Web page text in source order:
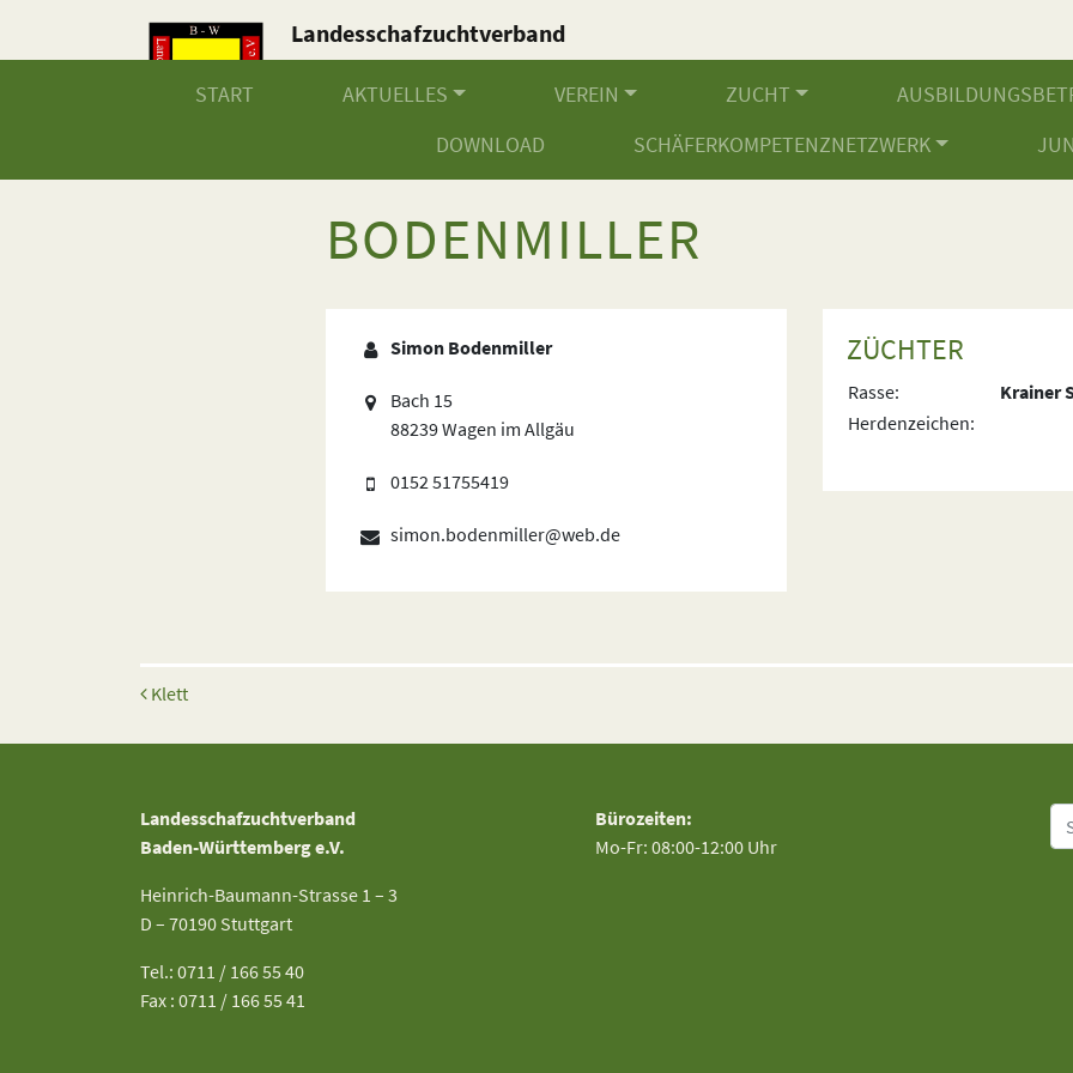
Landesschafzuchtverband
Baden-Württemberg e.V.
START AKTUELLES VEREIN ZUCHT
DOWNLOAD
SCHÄFERKOMPETENZNETZWERK
BODENMILLER
Simon Bodenmiller
Bach 15
88239 Wagen im Allgäu
0152 51755419
simon.bodenmiller@web.de
ZÜCHTER
Rasse:
Krainer
Herdenzeichen:
Beitrags-Navigation
Klett
Landesschafzuchtverband
Baden-Württemberg e.V.
Heinrich-Baumann-Strasse 1 – 3
D – 70190 Stuttgart
Tel.: 0711 / 166 55 40
Fax : 0711 / 166 55 41
Bürozeiten:
Mo-Fr: 08:00-12:00 Uhr